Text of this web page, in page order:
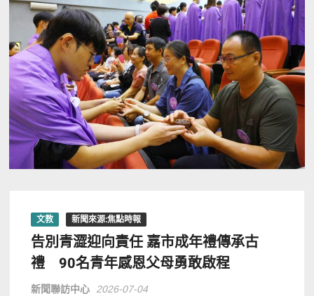
文教 新聞來源:焦點時報
告別青澀迎向責任 嘉市成年禮傳承古
禮 90名青年感恩父母勇敢啟程
新聞聯訪中心 2026-07-04